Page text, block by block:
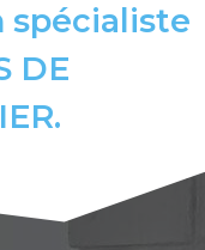
spécialiste
DE